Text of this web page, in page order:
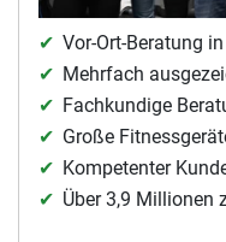
Vor-Ort-Beratung
Mehrfach
Fachkundige
Große
Kompetenter
Über 3,9 Millionen